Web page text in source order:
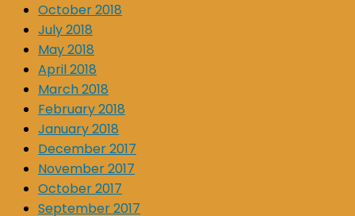
October 2018
July 2018
May 2018
April 2018
March 2018
February 2018
January 2018
December 2017
November 2017
October 2017
September 2017